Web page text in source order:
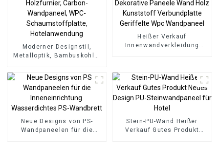
Grafikdesign-Lösung
Moderner Designstil,
Metalloptik, Bambuskohle,
Wandpaneel, WPC-
Schaumstoffplatte,
Hotelanwendung
Heißer Verkauf
Innenwandverkleidung
Wpc Wandpaneel
Neue Designs von PS-
Wandpaneelen für die
Stein-PU-Wand Heißer
Verkauf Gutes Produkt